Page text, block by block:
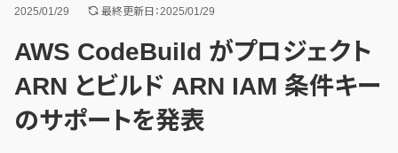
2025/01/29 最終更新日：2025/01/29
AWS CodeBuild がプロジェクト
ARN とビルド ARN IAM 条件キー
のサポートを発表